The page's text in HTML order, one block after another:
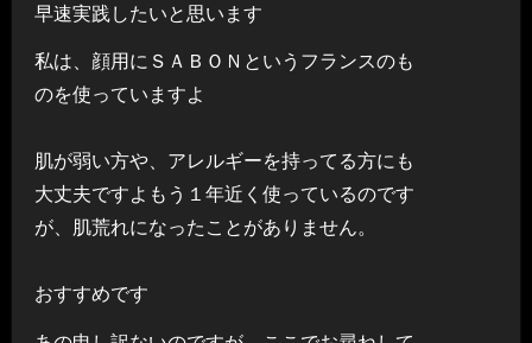
早速実践したいと思います
私は、顔用にＳＡＢＯＮというフランスのも
のを使っていますよ
肌が弱い方や、アレルギーを持ってる方にも
大丈夫ですよもう１年近く使っているのです
が、肌荒れになったことがありません。
おすすめです